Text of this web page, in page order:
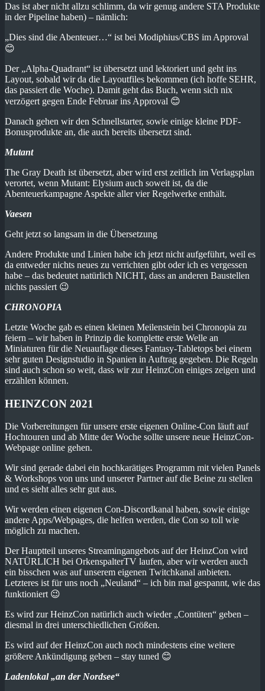
Das ist aber nicht allzu schlimm, da wir genug andere STA Produkte
in der Pipeline haben) – nämlich:
„Dies sind die Abenteuer…“ ist bei Modiphius/CBS im Approval
😊
Der „Alpha-Quadrant“ ist übersetzt und lektoriert und geht ins
Layout, sobald wir da die Layoutfiles bekommen (ich hoffe SEHR,
das passiert die Woche). Damit geht das Buch, wenn sich nix
verzögert gegen Ende Februar ins Approval 😊
Danach gehen wir den Schnellstarter, sowie einige kleine PDF-
Bonusprodukte an, die auch bereits übersetzt sind.
Mutant
The Gray Death ist übersetzt, aber wird erst zeitlich im Verlagsplan
verortet, wenn Mutant: Elysium auch soweit ist, da die
Abenteuerkampagne Aspekte aller vier Regelwerke enthält.
Vaesen
Geht jetzt so langsam in die Übersetzung
Andere Produkte und Linien habe ich jetzt nicht aufgeführt, weil es
da entweder nichts neues zu verrichten gibt oder ich es vergessen
habe – das bedeutet natürlich NICHT, dass an anderen Baustellen
nichts passiert 😉
CHRONOPIA
Letzte Woche gab es einen kleinen Meilenstein bei Chronopia zu
feiern – wir haben in Prinzip die komplette erste Welle an
Miniaturen für die Neuauflage dieses Fantasy-Tabletops bei einem
sehr guten Designstudio in Spanien in Auftrag gegeben. Die Regeln
sind auch schon so weit, dass wir zur HeinzCon einiges zeigen und
erzählen können.
HEINZCON 2021
Die Vorbereitungen für unsere erste eigenen Online-Con läuft auf
Hochtouren und ab Mitte der Woche sollte unsere neue HeinzCon-
Webpage online gehen.
Wir sind gerade dabei ein hochkarätiges Programm mit vielen Panels
& Workshops von uns und unserer Partner auf die Beine zu stellen
und es sieht alles sehr gut aus.
Wir werden einen eigenen Con-Discordkanal haben, sowie einige
andere Apps/Webpages, die helfen werden, die Con so toll wie
möglich zu machen.
Der Hauptteil unseres Streamingangebots auf der HeinzCon wird
NATÜRLICH bei OrkenspalterTV laufen, aber wir werden auch
ein bisschen was auf unserem eigenen Twitchkanal anbieten.
Letzteres ist für uns noch „Neuland“ – ich bin mal gespannt, wie das
funktioniert 😉
Es wird zur HeinzCon natürlich auch wieder „Contüten“ geben –
diesmal in drei unterschiedlichen Größen.
Es wird auf der HeinzCon auch noch mindestens eine weitere
größere Ankündigung geben – stay tuned 😊
Ladenlokal „an der Nordsee“